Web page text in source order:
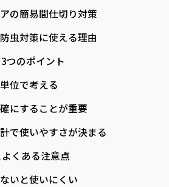
の簡易間仕切り対策
虫対策に使える理由
つのポイント
位で考える
にすることが重要
で使いやすさが決まる
くある注意点
いと使いにくい